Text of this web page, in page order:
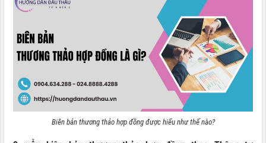
Biên bản thương thảo hợp đồng được hiểu như thế nào?